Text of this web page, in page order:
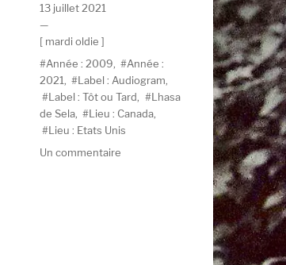
Publié
le
13 juillet 2021
Catégories
mardi oldie
Étiquettes
Année : 2009
Année :
2021
Label : Audiogram
Label : Tôt ou Tard
Lhasa
de Sela
Lieu : Canada
Lieu : Etats Unis
Un commentaire